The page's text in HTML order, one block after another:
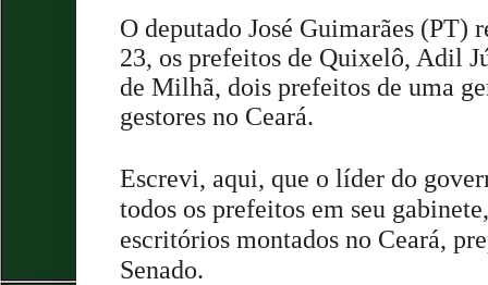
O deputado José Guimarães (PT)
23, os prefeitos de Quixelô, Adil
de Milhã, dois prefeitos de uma
gestores no Ceará.
Escrevi, aqui, que o líder do
todos os prefeitos em seu
escritórios montados no Ceará,
Senado.